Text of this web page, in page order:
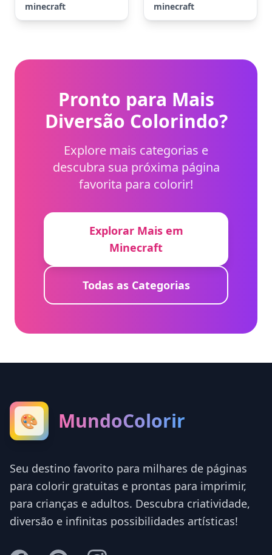
minecraft
minecraft
Pronto para Mais
Diversão Colorindo?
Explore mais categorias e
descubra sua próxima página
favorita para colorir!
Explorar Mais em
Minecraft
Todas as Categorias
🎨 MundoColorir
Seu destino favorito para milhares de páginas
para colorir gratuitas e prontas para imprimir,
para crianças e adultos. Descubra criatividade,
diversão e infinitas possibilidades artísticas!